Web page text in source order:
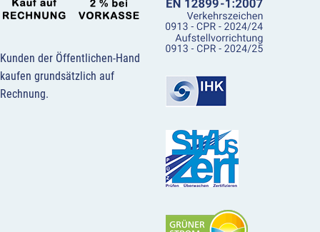
Kunden der Öffentlichen-Hand
kaufen grundsätzlich auf
Rechnung.